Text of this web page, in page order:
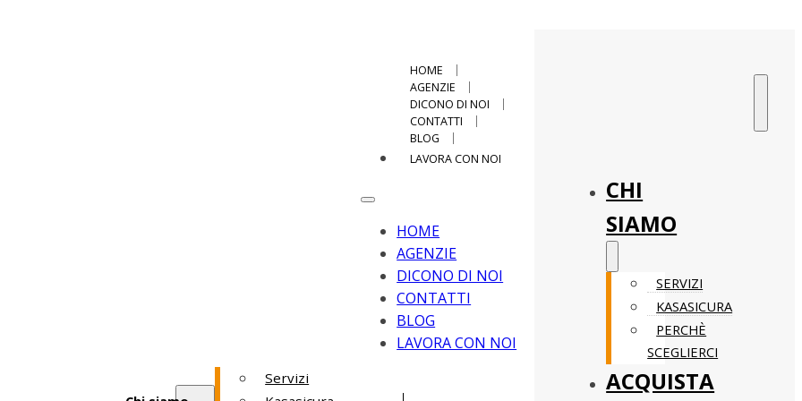
HOME
AGENZIE
DICONO DI NOI
CONTATTI
BLOG
LAVORA CON NOI
HOME
AGENZIE
DICONO DI NOI
CONTATTI
BLOG
LAVORA CON NOI
Servizi
CHI
SIAMO
SERVIZI
KASASICURA
PERCHÈ
SCEGLIERCI
ACQUISTA